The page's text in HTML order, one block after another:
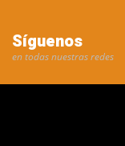
Síguenos
en todas nuestras redes